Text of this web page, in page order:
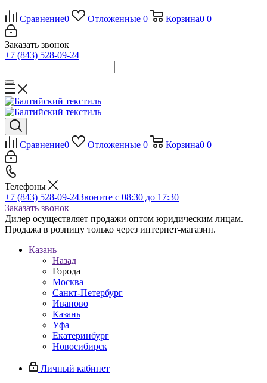
Сравнение0 Отложенные 0 Корзина0 0
Заказать звонок
+7 (843) 528-09-24
Сравнение0 Отложенные 0 Корзина0 0
Телефоны
+7 (843) 528-09-24Звоните с 08:30 до 17:30
Заказать звонок
Дилер осуществляет продажи оптом юридическим лицам.
Продажа в розницу только через интернет-магазин.
Казань
Назад
Города
Москва
Санкт-Петербург
Иваново
Казань
Уфа
Екатеринбург
Новосибирск
Личный кабинет